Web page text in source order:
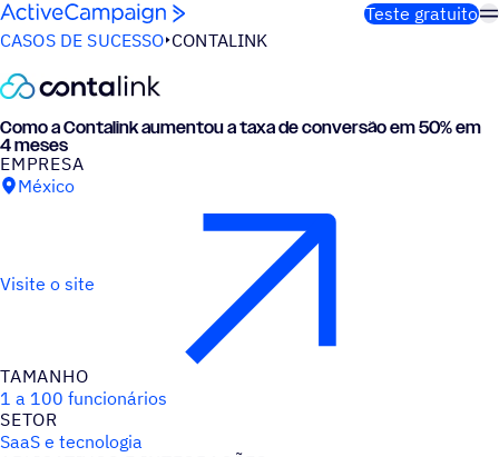
Pular para o conteúdo
Teste gratuito
CASOS DE SUCESSO CONTALINK
Como a Contalink aumentou a taxa de conversão em 50% em
4 meses
EMPRESA
México
Visite o site
TAMANHO
1 a 100 funcionários
SETOR
SaaS e tecnologia